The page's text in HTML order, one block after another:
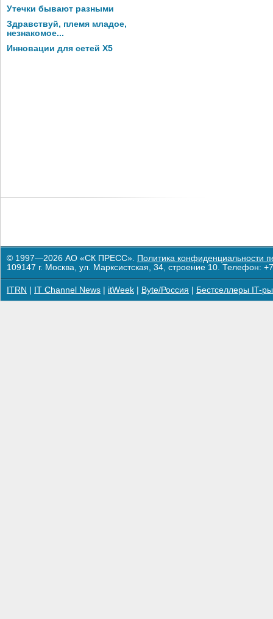
Утечки бывают разными
Здравствуй, племя младое,
незнакомое...
Инновации для сетей X5
© 1997—2026 АО «СК ПРЕСС». Политика конфиденциальности
109147 г. Москва, ул. Марксистская, 34, строение 10. Телефон:
ITRN IT Channel News itWeek Byte/Россия Бестселлеры IT-